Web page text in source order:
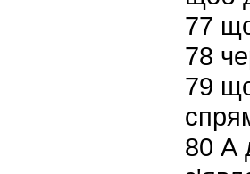
77
78
79
80 А